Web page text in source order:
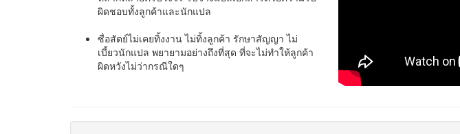
ผิดชอบทั้งลูกค้าและนักแปล
ซื่อสัตย์ไม่เคยทิ้งงาน ไม่ทิ้งลูกค้า รักษาสัญญา ไม่
เบี้ยวนักแปล พยายามอย่างถึงที่สุด ที่จะไม่ทำให้ลูกค้า
ผิดหวังไม่ว่ากรณีใดๆ